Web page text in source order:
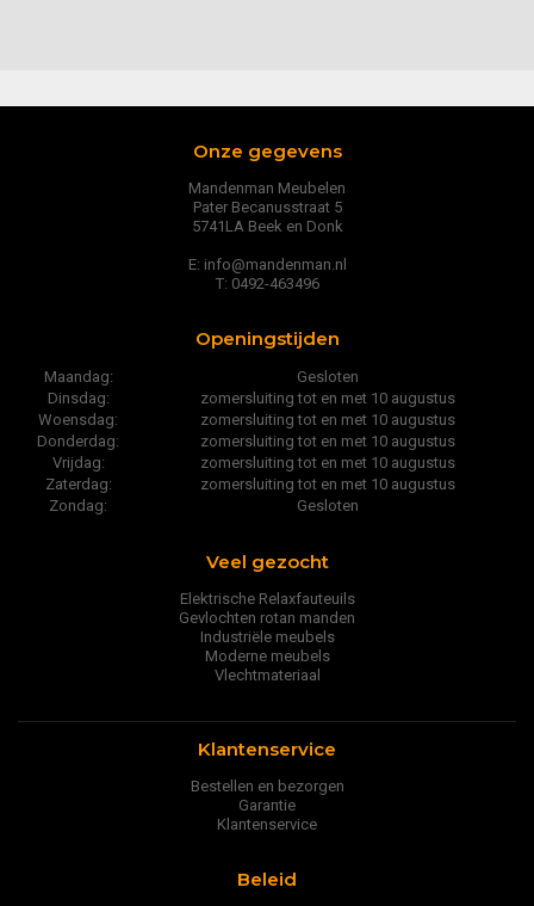
Onze gegevens
Mandenman Meubelen
Pater Becanusstraat 5
5741LA Beek en Donk
E: info@mandenman.nl
T: 0492-463496
Openingstijden
Maandag:
Gesloten
Dinsdag:
zomersluiting tot en met 10 augustus
Woensdag:
zomersluiting tot en met 10 augustus
Donderdag:
zomersluiting tot en met 10 augustus
Vrijdag:
zomersluiting tot en met 10 augustus
Zaterdag:
zomersluiting tot en met 10 augustus
Zondag:
Gesloten
Veel gezocht
Elektrische Relaxfauteuils
Gevlochten rotan manden
Industriële meubels
Moderne meubels
Vlechtmateriaal
Klantenservice
Bestellen en bezorgen
Garantie
Klantenservice
Beleid